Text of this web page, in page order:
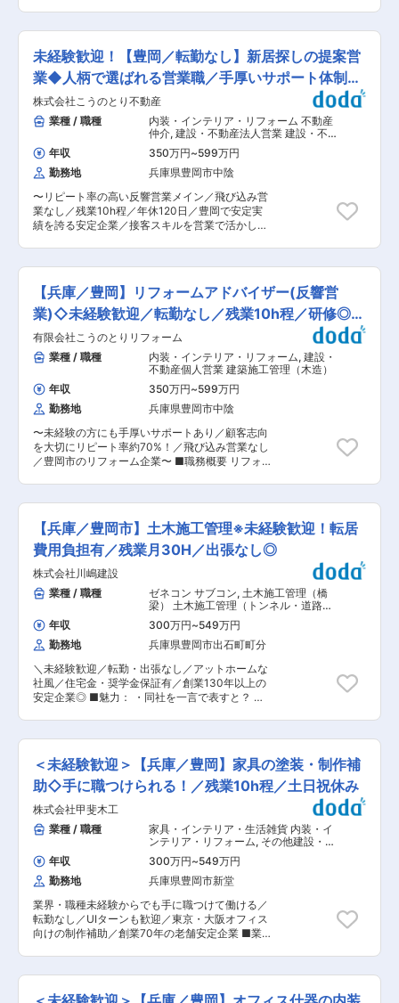
り、長く勤めることができる環境です。
ホテル招月庭」を運営しています。 ◇今回、伝統
の味と技を受け継ぎ、但馬の豊かな自然に育まれ
た旬の食材を活かした料理を提供する調理スタッ
フを募集します。長い歴史で磨かれた和のおもて
なしと技術を身につけながら、さまざまなシーン
でお客様に感動体験をご提供いただきます。 ■業
務詳細 ・会席料理を中心に、創作料理、パーティ
ー、結婚披露宴等の多彩な料理の調理を担当しま
す ・地元で採れる季節の野菜や新鮮な魚介、但馬
牛や松葉がになど、地域の食材を最大限に活かし
た献立作成 ・仕込み、盛り付け、味付けなど一連
の調理業務全般 ＜ シフト例 ＞1日8時間20分勤務
A）6:00〜11:00 休憩 12:00〜15:20（実働8時
間20分、休憩1時間） B）8:30〜11:30 休憩
14:30〜19:50（実働8時間20分、休憩3時間）
C）9:00〜12:00 休憩 15:00〜20:20（実働8
な料理人チームで構成されており、伝統の技と新
しい発想が融合した職場環境です ■教育体制 先
輩や調理長によるOJT指導、資格取得支援制度、
社内研修など成長をサポートする体制が整ってい
ます ■就業環境 年間休日休暇120日・各種手当・
社員寮や社員食堂完備など福利厚生が充実し、長
く安心して働ける環境です。 1食200円で食べら
れる社員食堂は、従業員の中でも人気です。 豊岡
や城崎町内に、バス・トイレ・ミニキッチンを完
備したマンションタイプの社員寮を用意。結婚後
も働けるよう、家族用社宅も用意しています。 ■
企業の特徴/魅力 創業160余年の歴史と日本のおも
てなし文化を守りながら、新しい挑戦も推進。働
務の魅力 160年以上受け継がれてきた技術と味を
学べるだけでなく、旬と地域性を重視した調理で
会社の定める業務
未経験歓迎！【豊岡／転勤なし】新居探しの提案営
業◆人柄で選ばれる営業職／手厚いサポート体制／
ノルマ無
株式会社こうのとり不動産
業種 / 職種
内装・インテリア・リフォーム 不動産
仲介, 建設・不動産法人営業 建設・不
動産個人営業
年収 350万円~599万円
勤務地
兵庫県豊岡市中陰
〜リピート率の高い反響営業メイン／飛び込み営
業なし／残業10h程／年休120日／豊岡で安定実
績を誇る安定企業／接客スキルを営業で活かしま
み営業ではありません。 ・HPや情報誌／野立て
看板や以前ご契約をいただいたお客様からの紹介
／ハウスメーカーや工務店からお問い合わせをい
ただきます。 ＜具体的には…＞ ・来店されたお客
様への物件の提案 ・お客様への物件の案内 ・ご
契約対応 ※賃貸物件をお探しの方や中古住宅をお
探しの方への対応となります。 ■未経験でも安心
の研修体制◎ ◇入社後3ヶ月間の営業研修カリキ
ュラムに基づいて座学研修を行います。 ◇業務マ
ニュアルに沿ってご対応いただくことで未経験で
も安心して成長が可能です。 ◇月に１回全体会議
内で新入社員へのフィードバックの時間を設けて
おり、会社全体でサポートする体制となっており
ます。 ◇役職ごとのスキルマップが策定されてお
り、適正な評価と育成がされる環境です。 ■１日
の流れの代表例 ８：４５ 事務所の掃除
０ 来店いただいたお客様へヒアリングと物件紹
介 １５：００ 実際の物件へのご案内 １７：０
０ １日の振り返り(業務報告)や翌日の準備 １
７：３０ ショールームの清掃 １７：４５ 終礼
１８：００ 退勤 ■働き方 ◎有給休暇取得の促
進・社内フリーアドレス・ペーパレス化など時代
の変化に合わせ、イマドキの会社に変えていって
います。 ◎日曜固定給＋曜日選択の週休２日制と
なっており、個人のお客様向けの営業ですが、日
曜日にもしっかりお休みいただけます。 ■当社の
特徴 ◎こうのとりグループの経営理念◎ 『ひとり
ひとりが利他の精神で志事に取り組み心を燃やし
お客様に笑顔と感動を提供します』 ◎選ばれてい
リフォーム工事をご依頼いただくお客様が全体の
約70%もあることです。 ◎人財育成◎ 目先の結果
思っていただける対応ができるように人財育成に
力を入れています 変更の範囲：会社の定める業務
【兵庫／豊岡】リフォームアドバイザー(反響営
業)◇未経験歓迎／転勤なし／残業10h程／研修◎／
水日休
有限会社こうのとりリフォーム
業種 / 職種
内装・インテリア・リフォーム, 建設・
不動産個人営業 建築施工管理（木造）
年収
350万円~599万円
勤務地
兵庫県豊岡市中陰
〜未経験の方にも手厚いサポートあり／顧客志向
を大切にリピート率約70%！／飛び込み営業なし
／豊岡市のリフォーム企業〜 ■職務概要 リフォ
■職務詳細 ・お客様宅でのヒアリングと現地調査
・お客様に合わせたリフォームプランニングと見
積もりの作成 ・お客様へのご提案 ・リフォーム
工事の管理 ※飛び込み営業はなく反響営業です。
■１日の流れの代表例 ８：４５ 事務所の掃除
９：００ 朝礼 １０：００ お客様宅に訪問
し、ヒアリング(ニーズ確認) １２：００ お昼休
憩 １３：００ ショールームでお客様と打ち合わ
せ、ご提案 １７：００ １日の振り返り(業務報
告)や翌日の準備 １７：３０ ショールームの清
掃 １７：４５ 終礼 １８：００ 退勤 ■働き方
◎有給休暇取得の促進・社内フリーアドレス・ペ
ーパレス化など時代の変化に合わせ、イマドキの
会社に変えていっています。 ◎転勤はありませ
ん。 ◎水日で固定でお休みを取っていただいてお
ります！ 個人のお客様向けの営業ですが、日曜日
◎こうのとりグループの経営理念◎ 『ひとりひと
りが利他の精神で志事に取り組み心を燃やしお客
様に笑顔と感動を提供します』 ◎選ばれている理
由◎ 顧客志向を徹底しており、リピートしてリフ
ォーム工事をご依頼いただくお客様が全体の約
70%もあることです。 ◎人財育成◎ 目先の結果よ
りもお客様が 弊社と長いお付き合いがしたいと思
っていただける対応ができるように人財育成に力
を入れています ■研修制度 ◇入社後3ヶ月間の営
業研修カリキュラムに基づいて座学研修を行いま
す。 ◇OJTを併せて行うことで未経験の方でも安
心して成長が可能です。 ◇月に１回全体会議内で
新入社員へのフィードバックの時間を設けてお
す。 ◇AIを活用した自己成長やスキルアップでき
る仕組みあり（聞きにくいこと教えて欲しいこと
【兵庫／豊岡市】土木施工管理※未経験歓迎！転居
費用負担有／残業月30H／出張なし◎
株式会社川嶋建設
業種 / 職種
ゼネコン サブコン, 土木施工管理（橋
梁） 土木施工管理（トンネル・道路・
造成・ダム・河川・港湾・造園など）
年収 300万円~549万円
勤務地
兵庫県豊岡市出石町町分
＼未経験歓迎／転勤・出張なし／アットホームな
社風／住宅金・奨学金保証有／創業130年以上の
安定企業◎ ■魅力： ・同社を一言で表すと？ フ
ど、アットホームな社風です。社員通しの距離が
近く、上司ともコミュニケーションが取りやすい
環境です。 ・健康経営優良法人3年連続取得
(2021年〜) ・城崎温泉などの大型案件の受注多
数で安定して受注を頂ける会社です。 ■仕事内
容: ・現場の見回りをし、現場スタッフが安全に
働ける環境づくり ・設計した方や工事に関わる方
との打ち合わせ業務 ・現場を撮影し、申請や報告
書の作成を行う事務業務 →ドローンやiPadの導入
により、これまで二度手間だった作業をなくし、
現場社員がより効率的に働けるように環境を整備
していっております。 「現場の作業員がヘルメッ
トを着けて安全に作業しているか」「工期が遅れ
ず順調に進んでいるか」など、工事が安全にスケ
ジュール通りに進められるように管理し、マネジ
メントをしていただきます。 あくまで管理が仕事
ありません。 ■業務の特徴： 官公庁からの受注
＜未経験歓迎＞【兵庫／豊岡】家具の塗装・制作補
助◇手に職つけられる！／残業10h程／土日祝休み
株式会社甲斐木工
業種 / 職種
家具・インテリア・生活雑貨 内装・イ
ンテリア・リフォーム, その他建設・建
築・不動産・プラント・工場関連職 大
工・とび・左官・設備など
年収 300万円~549万円
勤務地
兵庫県豊岡市新堂
業界・職種未経験からでも手に職つけて働ける／
転勤なし／UIターンも歓迎／東京・大阪オフィス
向けの制作補助／創業70年の老舗安定企業 ■業
は様々あり、物件毎で様々です。 塗装色もその都
度違った色目となり、調色も必要となります。 素